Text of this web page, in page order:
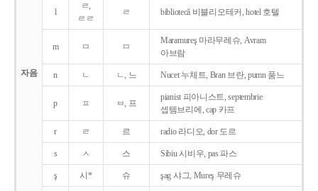
자음
l
ㄹ,
ㄹㄹ
ㄹ bibliotecǎ 비블리오테커, hotel 호텔
m ㅁ ㅁ
Maramureş 마라무레슈, Avram
아브람
n ㄴ ㄴ, 느 Nucet 누체트, Bran 브란, pumn 품느
p ㅍ ㅂ, 프
pianist 피아니스트, septembrie
셉템브리에, cap 카프
r ㄹ 르 radio 라디오, dor 도르
s ㅅ 스 Sibiu 시비우, pas 파스
ş 시* 슈 şag 샤그, Mureş 무레슈